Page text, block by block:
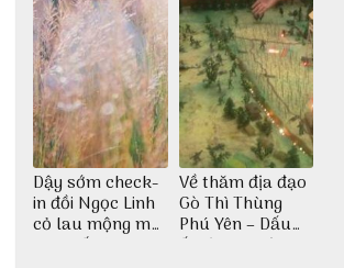
Dậy sớm check-
in đồi Ngọc Linh
cỏ lau mộng mơ
tại Huế nè bạn
Về thăm địa đạo
Gò Thì Thùng
Phú Yên – Dấu
ấn lịch sử còn